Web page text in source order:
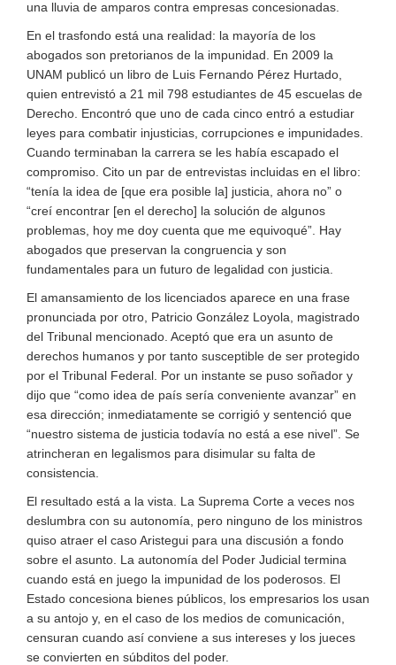
una lluvia de amparos contra empresas concesionadas.
En el trasfondo está una realidad: la mayoría de los
abogados son pretorianos de la impunidad. En 2009 la
UNAM publicó un libro de Luis Fernando Pérez Hurtado,
quien entrevistó a 21 mil 798 estudiantes de 45 escuelas de
Derecho. Encontró que uno de cada cinco entró a estudiar
leyes para combatir injusticias, corrupciones e impunidades.
Cuando terminaban la carrera se les había escapado el
compromiso. Cito un par de entrevistas incluidas en el libro:
“tenía la idea de [que era posible la] justicia, ahora no” o
“creí encontrar [en el derecho] la solución de algunos
problemas, hoy me doy cuenta que me equivoqué”. Hay
abogados que preservan la congruencia y son
fundamentales para un futuro de legalidad con justicia.
El amansamiento de los licenciados aparece en una frase
pronunciada por otro, Patricio González Loyola, magistrado
del Tribunal mencionado. Aceptó que era un asunto de
derechos humanos y por tanto susceptible de ser protegido
por el Tribunal Federal. Por un instante se puso soñador y
dijo que “como idea de país sería conveniente avanzar” en
esa dirección; inmediatamente se corrigió y sentenció que
“nuestro sistema de justicia todavía no está a ese nivel”. Se
atrincheran en legalismos para disimular su falta de
consistencia.
El resultado está a la vista. La Suprema Corte a veces nos
deslumbra con su autonomía, pero ninguno de los ministros
quiso atraer el caso Aristegui para una discusión a fondo
sobre el asunto. La autonomía del Poder Judicial termina
cuando está en juego la impunidad de los poderosos. El
Estado concesiona bienes públicos, los empresarios los usan
a su antojo y, en el caso de los medios de comunicación,
censuran cuando así conviene a sus intereses y los jueces
se convierten en súbditos del poder.